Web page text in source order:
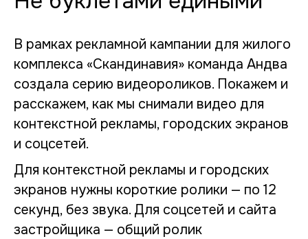
В рамках рекламной кампании для жилого
комплекса «Скандинавия» команда Андва
создала серию видеороликов. Покажем и
расскажем, как мы снимали видео для
контекстной рекламы, городских экранов
и соцсетей.
Для контекстной рекламы и городских
экранов нужны короткие ролики — по 12
секунд, без звука. Для соцсетей и сайта
застройщика — общий ролик